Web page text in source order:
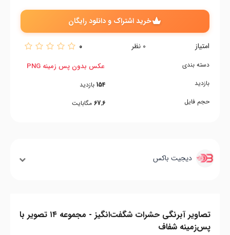
خرید اشتراک و دانلود رایگان
امتیاز 0 نظر 0
دسته بندی
بازدید
حجم فایل
عکس بدون پس زمینه PNG
154 بازدید
67.6 مگابایت
دیجیت باکس
تصاویر آبرنگی حشرات شگفت‌انگیز - مجموعه ۱۴ تصویر با
پس‌زمینه شفاف